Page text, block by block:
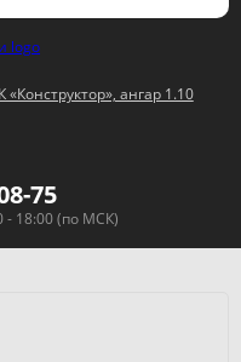
ангар 1.10
75
- 18:00 (по МСК)